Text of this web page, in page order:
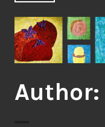
Author: